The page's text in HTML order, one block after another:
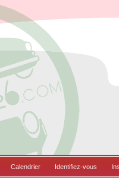
Calendrier Identifiez-vous